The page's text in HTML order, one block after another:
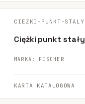
CIEZKI-PUNKT-STALY
Ciężki punkt stały
MARKA: FISCHER
KARTA KATALOGOWA